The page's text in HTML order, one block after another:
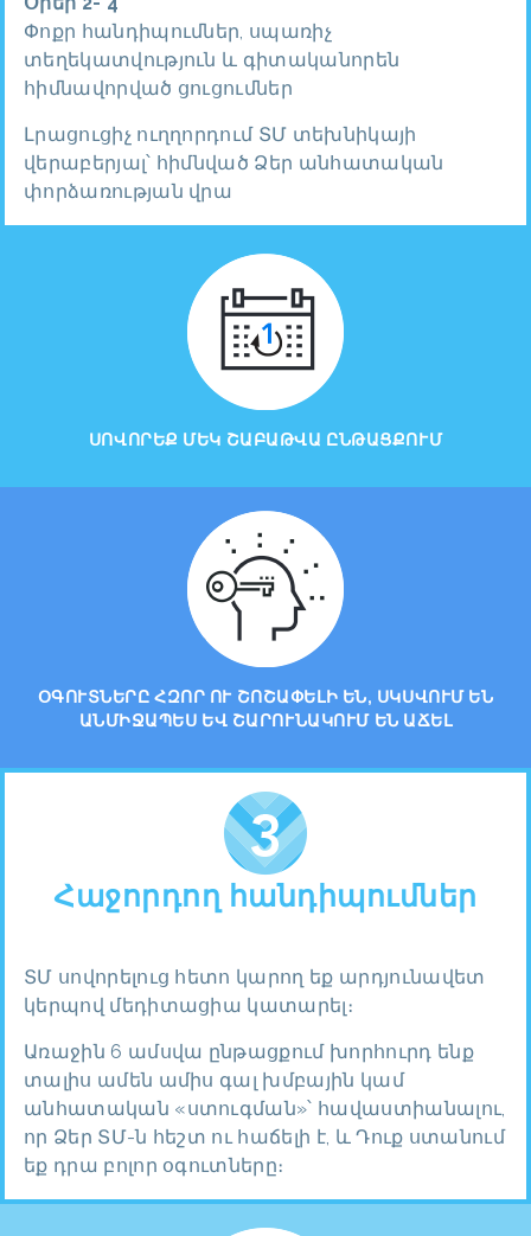
ՍՈՎՈՐԵՔ ՄԵԿ ՇԱԲԱԹՎԱ ԸՆԹԱՑՔՈՒՄ
ՕԳՈՒՏՆԵՐԸ ՀԶՈՐ ՈՒ ՇՈՇԱՓԵԼԻ ԵՆ, ՍԿՍՎՈՒՄ ԵՆ
ԱՆՄԻՋԱՊԵՍ ԵՎ ՇԱՐՈՒՆԱԿՈՒՄ ԵՆ ԱՃԵԼ
Փոքր հանդիպումներ, սպառիչ
տեղեկատվություն և գիտականորեն
հիմնավորված ցուցումներ
Լրացուցիչ ուղղորդում ՏՄ տեխնիկայի
վերաբերյալ՝ հիմնված Ձեր անհատական
փորձառության վրա
Հաջորդող հանդիպումներ
ՏՄ սովորելուց հետո կարող եք արդյունավետ
կերպով մեդիտացիա կատարել։
Առաջին 6 ամսվա ընթացքում խորհուրդ ենք
տալիս ամեն ամիս գալ խմբային կամ
անհատական «ստուգման»՝ հավաստիանալու,
որ Ձեր ՏՄ-ն հեշտ ու հաճելի է, և Դուք ստանում
եք դրա բոլոր օգուտները։